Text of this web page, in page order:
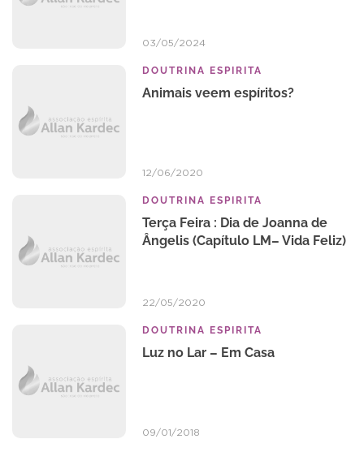
03/05/2024
DOUTRINA ESPIRITA
Animais veem espíritos?
12/06/2020
DOUTRINA ESPIRITA
Terça Feira : Dia de Joanna de
Ângelis (Capítulo LM– Vida Feliz)
22/05/2020
DOUTRINA ESPIRITA
Luz no Lar – Em Casa
09/01/2018